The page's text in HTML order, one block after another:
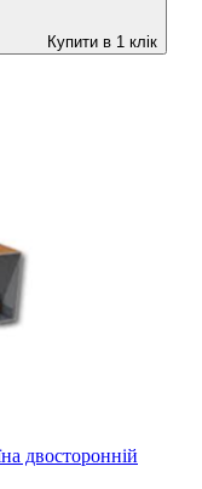
Купити в 1 клік
двосторонній